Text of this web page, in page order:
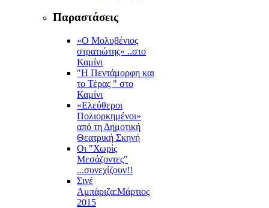
Παραστάσεις
«Ο Μολυβένιος
στρατιώτης» ..στο
Καμίνι
"Η Πεντάμορφη και
το Τέρας " στο
Καμίνι
«Ελεύθεροι
Πολιορκημένοι»
από τη Δημοτική
Θεατρική Σκηνή
Οι "Χωρίς
Μεσάζοντες"
...συνεχίζουν!!
Σινέ
Αμπάριζα:Mάρτιος
2015